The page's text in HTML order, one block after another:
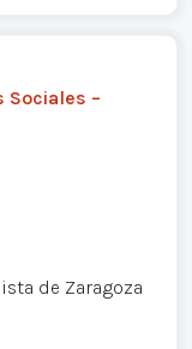
–
de Zaragoza